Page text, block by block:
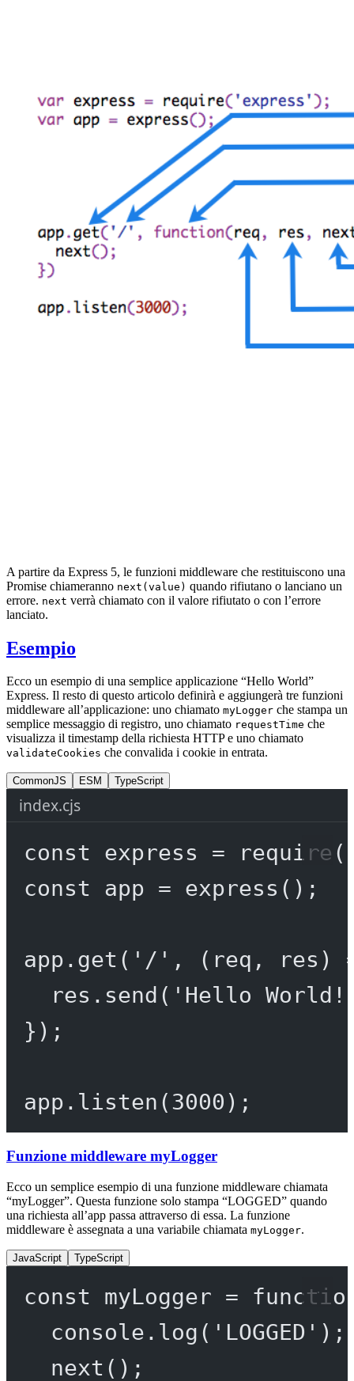
A partire da Express 5, le funzioni middleware che restituiscono una
Promise chiameranno next(value) quando rifiutano o lanciano un
errore. next verrà chiamato con il valore rifiutato o con l’errore
lanciato.
Esempio
Ecco un esempio di una semplice applicazione “Hello World”
Express. Il resto di questo articolo definirà e aggiungerà tre funzioni
middleware all’applicazione: uno chiamato myLogger che stampa un
semplice messaggio di registro, uno chiamato requestTime che
visualizza il timestamp della richiesta HTTP e uno chiamato
validateCookies che convalida i cookie in entrata.
CommonJS ESM TypeScript
index.cjs
const express = require (
const
app = express ();
app. get ( '/' , ( req , res )
res. send ( 'Hello
});
app. listen (3000 );
Funzione middleware myLogger
Ecco un semplice esempio di una funzione middleware chiamata
“myLogger”. Questa funzione solo stampa “LOGGED” quando
una richiesta all’app passa attraverso di essa. La funzione
middleware è assegnata a una variabile chiamata myLogger.
JavaScript TypeScript
const myLogger =
console. log ( 'LOGGED' );
next ();